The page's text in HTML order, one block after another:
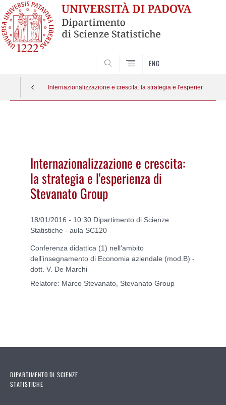
ENG
Internazionalizzazione e crescita: la strategia e l'esperienza di
Internazionalizzazione e crescita:
la strategia e l'esperienza di
Stevanato Group
18/01/2016 - 10:30 Dipartimento di Scienze
Statistiche - aula SC120
Conferenza didattica (1) nell'ambito
dell'insegnamento di Economia aziendale (mod.B) -
dott. V. De Marchi
Relatore: Marco Stevanato, Stevanato Group
DIPARTIMENTO DI SCIENZE
STATISTICHE